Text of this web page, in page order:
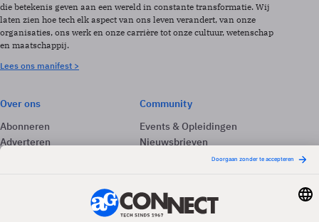
die betekenis geven aan een wereld in constante transformatie. Wij
laten zien hoe tech elk aspect van ons leven verandert, van onze
organisaties, ons werk en onze carrière tot onze cultuur, wetenschap
en maatschappij.
Lees ons manifest >
Over ons
Abonneren
Adverteren
Community
Events & Opleidingen
Nieuwsbrieven